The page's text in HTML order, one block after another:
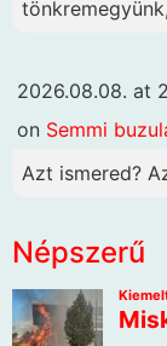
2026.08.08. at
on Semmi
Azt ismered?
Népszerű